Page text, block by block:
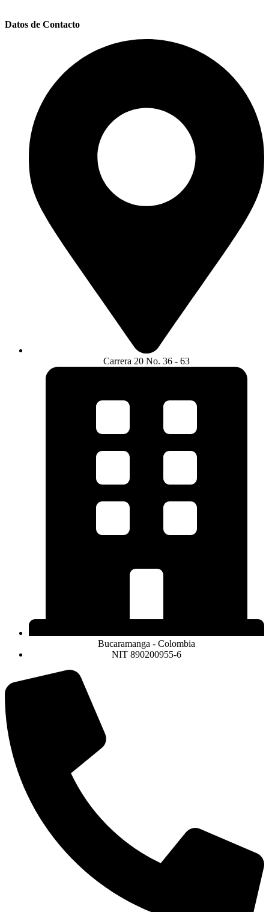
Datos de Contacto
Carrera 20 No. 36 - 63
Bucaramanga - Colombia
NIT 890200955-6